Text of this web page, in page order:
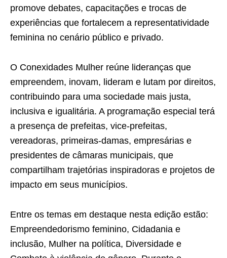
promove debates, capacitações e trocas de
experiências que fortalecem a representatividade
feminina no cenário público e privado.
O Conexidades Mulher reúne lideranças que
empreendem, inovam, lideram e lutam por direitos,
contribuindo para uma sociedade mais justa,
inclusiva e igualitária. A programação especial terá
a presença de prefeitas, vice-prefeitas,
vereadoras, primeiras-damas, empresárias e
presidentes de câmaras municipais, que
compartilham trajetórias inspiradoras e projetos de
impacto em seus municípios.
Entre os temas em destaque nesta edição estão:
Empreendedorismo feminino, Cidadania e
inclusão, Mulher na política, Diversidade e